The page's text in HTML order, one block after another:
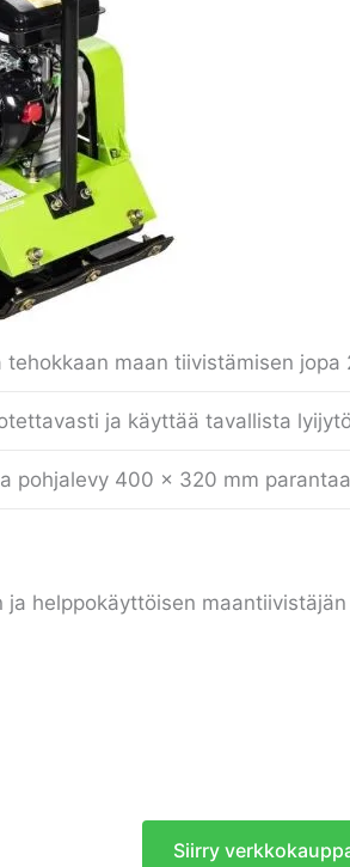
maan tiivistämisen jopa
ja käyttää tavallista
pohjalevy 400 × 320 mm
ja helppokäyttöisen
Siirry